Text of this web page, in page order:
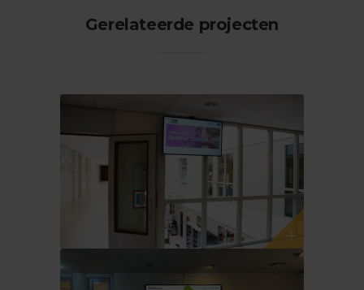
Gerelateerde projecten